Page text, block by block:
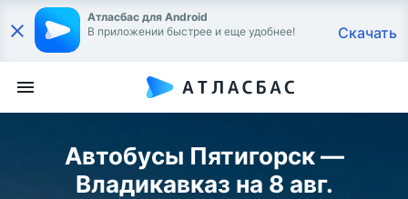
Атласбас для Android
В приложении быстрее и еще удобнее!
Скачать
Автобусы Пятигорск —
Владикавказ на 8 авг.